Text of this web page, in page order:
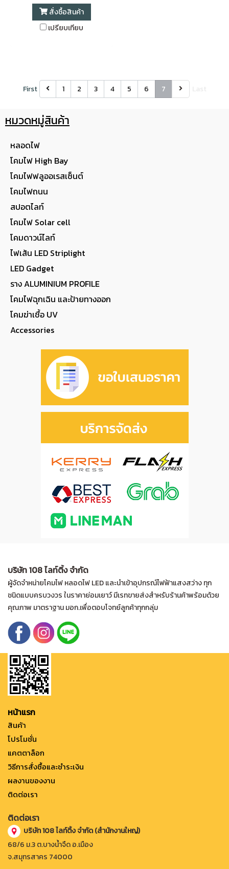
สั่งซื้อสินค้า
เปรียบเทียบ
First 1 2 3 4 5 6 7
หมวดหมู่สินค้า
หลอดไฟ
โคมไฟ High Bay
โคมไฟฟลูออเรสเซ็นต์
โคมไฟถนน
สปอตไลท์
โคมไฟ Solar cell
โคมดาวน์ไลท์
ไฟเส้น LED Striplight
LED Gadget
ราง ALUMINIUM PROFILE
โคมไฟฉุกเฉิน และป้ายทางออก
โคมฆ่าเชื้อ UV
Accessories
บริษัท 108 ไลท์ติ้ง จำกัด
ผู้จัดจำหน่ายโคมไฟ หลอดไฟ LED และนำเข้าอุปกรณ์ไฟฟ้าแสงสว่าง ทุก
ชนิดแบบครบวงวร ในราคาย่อมเยาว์ มีเรทขายส่งสำหรับร้านค้าพร้อมด้วย
คุณภาพ มาตราฐาน มอก.เพื่อตอบโจทย์ลูกค้าทุกกลุ่ม
หน้าแรก
สินค้า
โปรโมชั่น
แคตตาล็อก
วิธีการสั่งซื้อและชำระเงิน
ผลงานของงาน
ติดต่อเรา
ติดต่อเรา
บริษัท 108 ไลท์ติ้ง จำกัด (สำนักงานใหญ่)
68/6 ม.3 ต.บางน้ำจืด อ.เมือง
จ.สมุทรสาคร 74000